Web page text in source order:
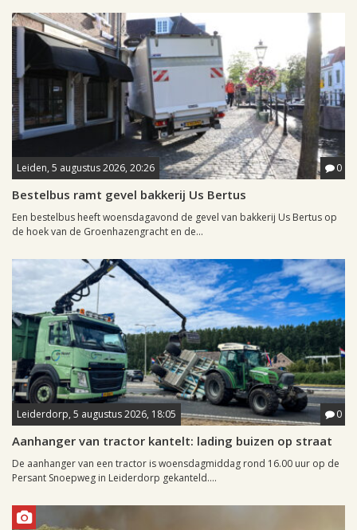
Leiden, 5 augustus 2026, 20:26 0
Bestelbus ramt gevel bakkerij Us Bertus
Een bestelbus heeft woensdagavond de gevel van bakkerij Us Bertus op
de hoek van de Groenhazengracht en de...
Leiderdorp, 5 augustus 2026, 18:05 0
Aanhanger van tractor kantelt: lading buizen op straat
De aanhanger van een tractor is woensdagmiddag rond 16.00 uur op de
Persant Snoepweg in Leiderdorp gekanteld....